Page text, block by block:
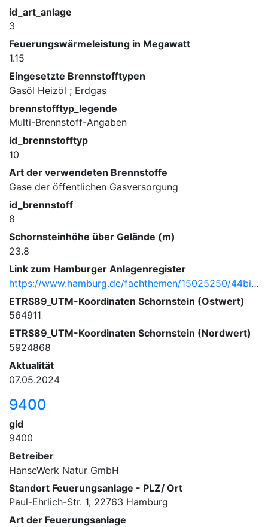
id_art_anlage
3
Feuerungswärmeleistung in Megawatt
1.15
Eingesetzte Brennstofftypen
Gasöl Heizöl ; Erdgas
brennstofftyp_legende
Multi-Brennstoff-Angaben
id_brennstofftyp
10
Art der verwendeten Brennstoffe
Gase der öffentlichen Gasversorgung
id_brennstoff
8
Schornsteinhöhe über Gelände (m)
23.8
Link zum Hamburger Anlagenregister
https://www.hamburg.de/fachthemen/15025250/44bimschv/
ETRS89_UTM-Koordinaten Schornstein (Ostwert)
564911
ETRS89_UTM-Koordinaten Schornstein (Nordwert)
5924868
Aktualität
07.05.2024
9400
gid
9400
Betreiber
HanseWerk Natur GmbH
Standort Feuerungsanlage - PLZ/ Ort
Paul-Ehrlich-Str. 1, 22763 Hamburg
Art der Feuerungsanlage